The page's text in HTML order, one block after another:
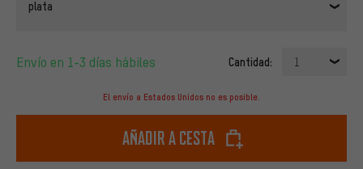
plata
Envío en 1-3 días hábiles Cantidad: 1
El envío a Estados Unidos no es posible.
Añadir a cesta